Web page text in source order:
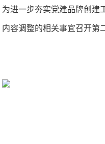
为进一步夯实党建品牌创建
内容调整的相关事宜召开第